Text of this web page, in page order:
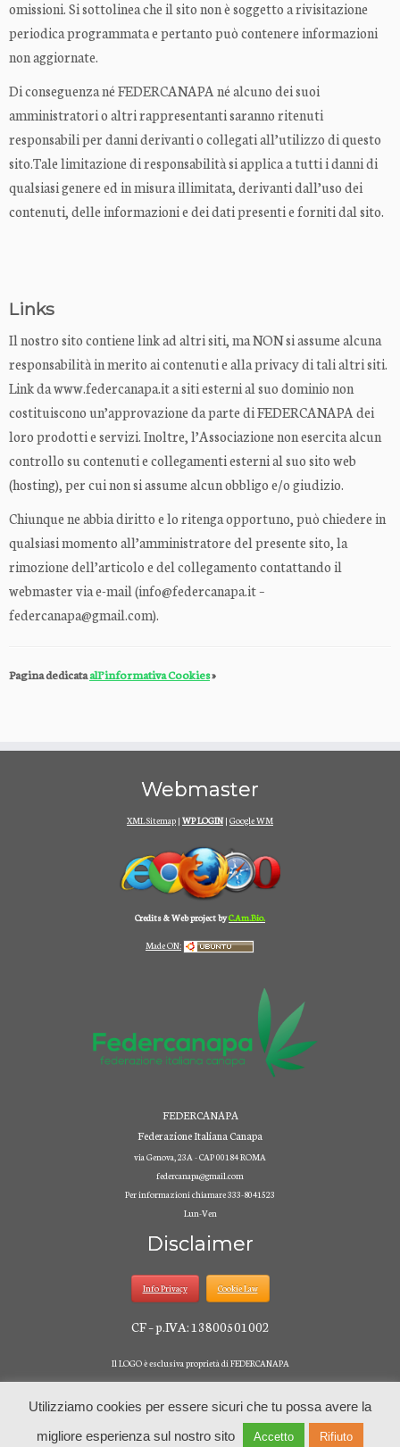
omissioni. Si sottolinea che il sito non è soggetto a rivisitazione
periodica programmata e pertanto può contenere informazioni
non aggiornate.
Di conseguenza né FEDERCANAPA né alcuno dei suoi
amministratori o altri rappresentanti saranno ritenuti
responsabili per danni derivanti o collegati all’utilizzo di questo
sito.Tale limitazione di responsabilità si applica a tutti i danni di
qualsiasi genere ed in misura illimitata, derivanti dall’uso dei
contenuti, delle informazioni e dei dati presenti e forniti dal sito.
Links
Il nostro sito contiene link ad altri siti, ma NON si assume alcuna
responsabilità in merito ai contenuti e alla privacy di tali altri siti.
Link da www.federcanapa.it a siti esterni al suo dominio non
costituiscono un’approvazione da parte di FEDERCANAPA dei
loro prodotti e servizi. Inoltre, l’Associazione non esercita alcun
controllo su contenuti e collegamenti esterni al suo sito web
(hosting), per cui non si assume alcun obbligo e/o giudizio.
Chiunque ne abbia diritto e lo ritenga opportuno, può chiedere in
qualsiasi momento all’amministratore del presente sito, la
rimozione dell’articolo e del collegamento contattando il
webmaster via e-mail (info@federcanapa.it –
federcanapa@gmail.com).
Pagina dedicataalI’informativa Cookies»
Webmaster
XML Sitemap | WP LOGIN| Google WM
Credits & Web project byC.Am.Bio.
Made ON:
FEDERCANAPA
Federazione Italiana Canapa
via Genova, 23A - CAP 00184 ROMA
federcanapa@gmail.com
Per informazioni chiamare 333-8041523
Lun-Ven
Disclaimer
Info Privacy Cookie Law
CF – p.IVA: 13800501002
Il LOGO è esclusiva proprietà di FEDERCANAPA
Utilizziamo cookies per essere sicuri che tu possa avere la
migliore esperienza sul nostro sito
Accetto Rifiuto